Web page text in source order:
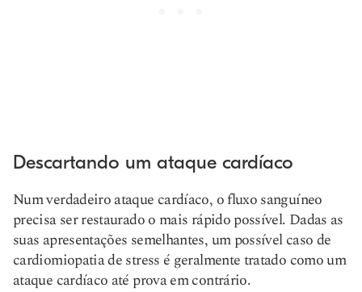
Descartando um ataque cardíaco
Num verdadeiro ataque cardíaco, o fluxo sanguíneo
precisa ser restaurado o mais rápido possível. Dadas as
suas apresentações semelhantes, um possível caso de
cardiomiopatia de stress é geralmente tratado como um
ataque cardíaco até prova em contrário.